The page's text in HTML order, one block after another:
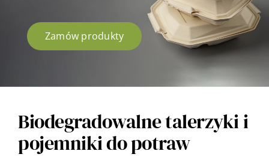
O nas
Zamów produkty
Biodegradowalne talerzyki i
pojemniki do potraw